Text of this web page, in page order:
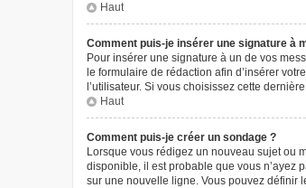
Haut
Comment puis-je insérer une signature à
Pour insérer une signature à un de vos
le formulaire de rédaction afin d’insérer
l’utilisateur. Si vous choisissez cette
Haut
Comment puis-je créer un sondage ?
Lorsque vous rédigez un nouveau sujet ou
disponible, il est probable que vous n’ayez
sur une nouvelle ligne. Vous pouvez définir